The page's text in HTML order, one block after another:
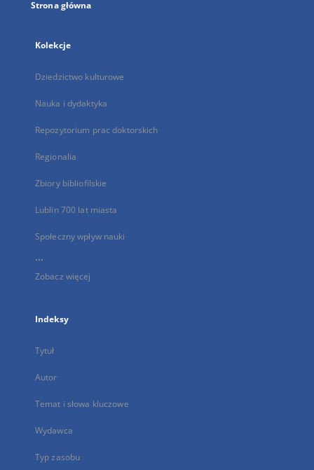
Strona główna
Kolekcje
Dziedzictwo kulturowe
Nauka i dydaktyka
Repozytorium prac doktorskich
Regionalia
Zbiory bibliofilskie
Lublin 700 lat miasta
Społeczny wpływ nauki
...
Zobacz więcej
Indeksy
Tytuł
Autor
Temat i słowa kluczowe
Wydawca
Typ zasobu